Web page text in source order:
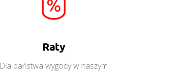
Raty
Dla państwa wygody w naszym